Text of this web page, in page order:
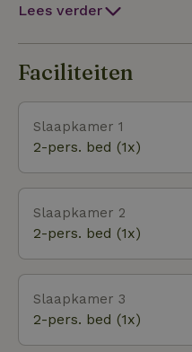
Lees verder
Faciliteiten
Slaapkamer 1
2-pers. bed (1x)
Slaapkamer 2
2-pers. bed (1x)
Slaapkamer 3
2-pers. bed (1x)